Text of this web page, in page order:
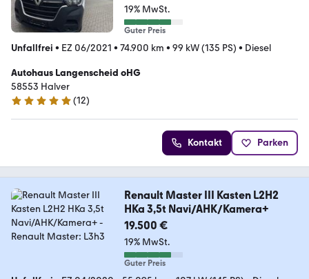
19% MwSt.
Guter Preis
Unfallfrei • EZ 06/2021 • 74.900 km • 99 kW (135 PS) • Diesel
Autohaus Langenscheid oHG
58553 Halver
5 Sterne
(12)
Kontakt Parken
Renault Master III Kasten L2H2
HKa 3,5t Navi/AHK/Kamera+
19.500 €
19% MwSt.
Guter Preis